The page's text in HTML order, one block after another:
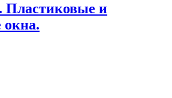
Пластиковые и